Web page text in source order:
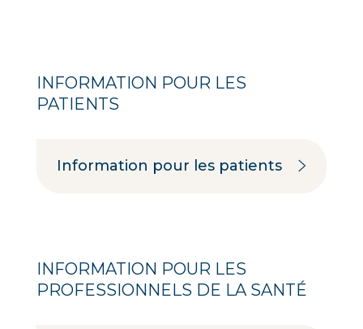
INFORMATION POUR LES
PATIENTS
Information pour les patients
INFORMATION POUR LES
PROFESSIONNELS DE LA SANTÉ